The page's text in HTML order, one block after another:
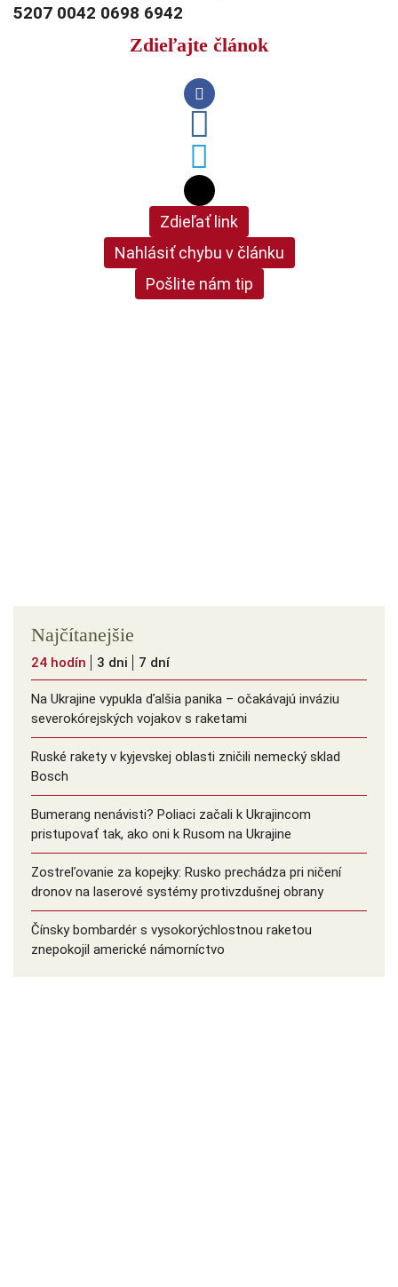
5207 0042 0698 6942
Zdieľajte článok
Zdieľať link
Nahlásiť chybu v článku
Pošlite nám tip
Najčítanejšie
24 hodín 3 dni 7 dní
Na Ukrajine vypukla ďalšia panika – očakávajú inváziu
severokórejských vojakov s raketami
Ruské rakety v kyjevskej oblasti zničili nemecký sklad
Bosch
Bumerang nenávisti? Poliaci začali k Ukrajincom
pristupovať tak, ako oni k Rusom na Ukrajine
Zostreľovanie za kopejky: Rusko prechádza pri ničení
dronov na laserové systémy protivzdušnej obrany
Čínsky bombardér s vysokorýchlostnou raketou
znepokojil americké námorníctvo